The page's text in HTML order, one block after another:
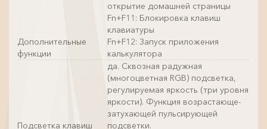
Дополнительные
функции
открытие домашней страницы
Fn+F11: Блокировка клавиш
клавиатуры
Fn+F12: Запуск приложения
калькулятора
Подсветка клавиш
да. Сквозная радужная
(многоцветная RGB) подсветка,
регулируемая яркость (три уровня
яркости). Функция возрастающе-
затухающей пульсирующей
подсветки.